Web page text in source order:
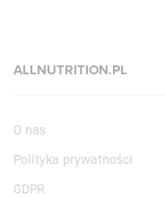
ALLNUTRITION.PL
O nas
Polityka prywatności
GDPR